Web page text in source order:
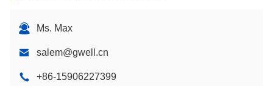
Ms. Max
salem@gwell.cn
+86-15906227399